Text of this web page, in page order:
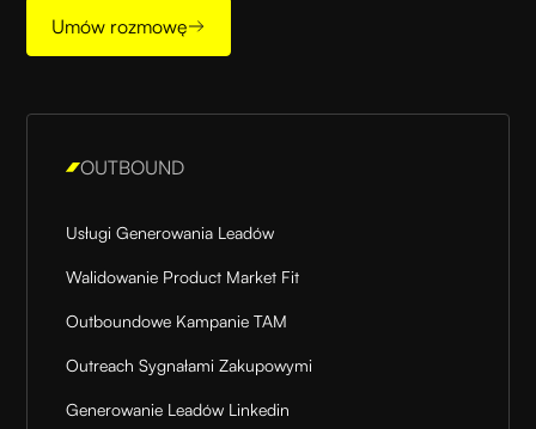
Umów rozmowę
OUTBOUND
Usługi Generowania Leadów
Walidowanie Product Market Fit
Outboundowe Kampanie TAM
Outreach Sygnałami Zakupowymi
Generowanie Leadów Linkedin